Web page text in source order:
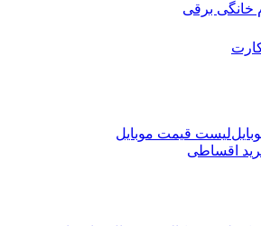
خانگی برقی
لیست قیمت موبایل
اقساطی